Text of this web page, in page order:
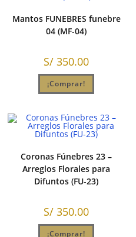
Mantos FUNEBRES funebre
04 (MF-04)
S/ 350.00
¡Comprar!
Coronas Fúnebres 23 –
Arreglos Florales para
Difuntos (FU-23)
S/ 350.00
¡Comprar!